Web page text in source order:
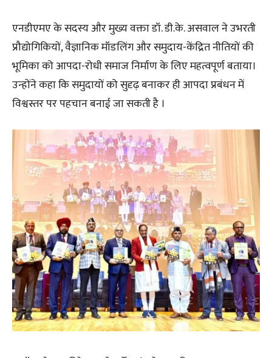
एनडीएमए के सदस्य और मुख्य वक्ता डॉ. डी.के. असवाल ने उभरती
प्रौद्योगिकियों, वैज्ञानिक मॉडलिंग और समुदाय-केंद्रित नीतियों की
भूमिका को आपदा-रोधी समाज निर्माण के लिए महत्वपूर्ण बताया।
उन्होंने कहा कि समुदायों को सुदृढ़ बनाकर ही आपदा प्रबंधन में
विश्वस्तर पर पहचान बनाई जा सकती है ।